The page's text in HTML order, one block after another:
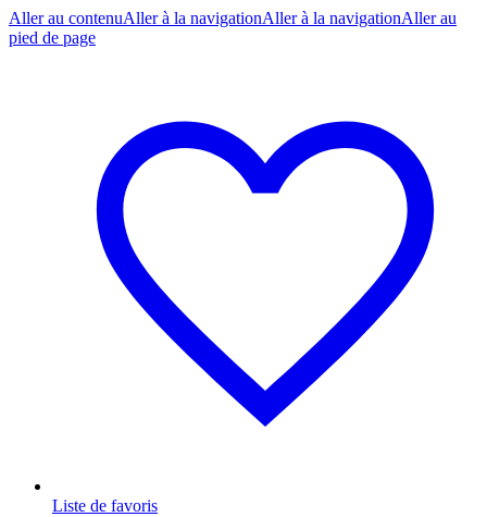
Aller au contenuAller à la navigationAller à la navigationAller au
pied de page
Liste de favoris